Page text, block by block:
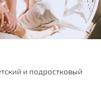
и подростковый